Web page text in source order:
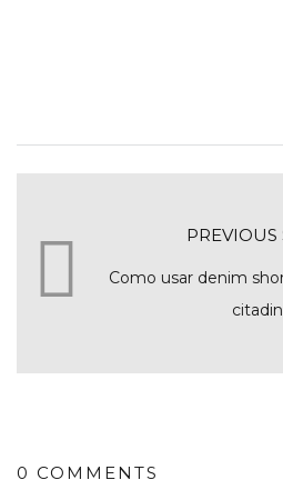
PREVIOUS
Como usar denim
0 COMMENTS